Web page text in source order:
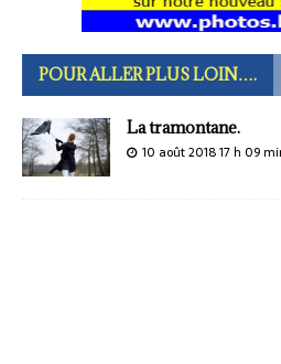
POUR ALLER PLUS LOIN….
La tramontane.
10 août 2018 17 h 09